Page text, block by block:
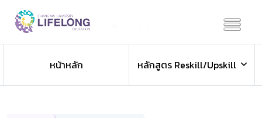
หน้าหลัก
หลักสูตร Reskill/Upskill